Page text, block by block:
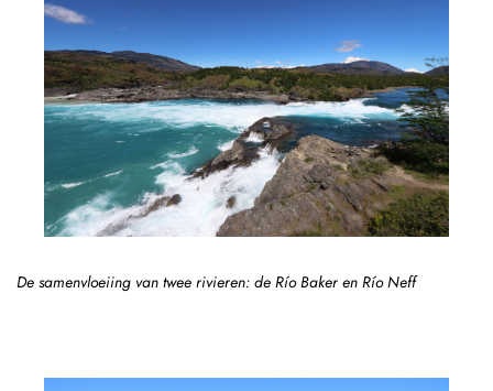
De samenvloeiing van twee rivieren: de Río Baker en Río Neff